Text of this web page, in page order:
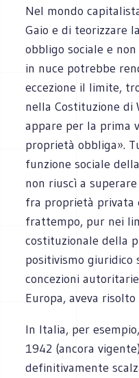
Nel mondo
Gaio e di teorizzare
obbligo sociale e
in nuce potrebbe
eccezione il limite,
nella Costituzione di
appare per la prima
proprietà obbliga».
funzione sociale
non riuscì a
fra proprietà privata
frattempo, pur nei
costituzionale della
positivismo
concezioni
Europa, aveva
In Italia, per
1942 (ancora
definitivamente